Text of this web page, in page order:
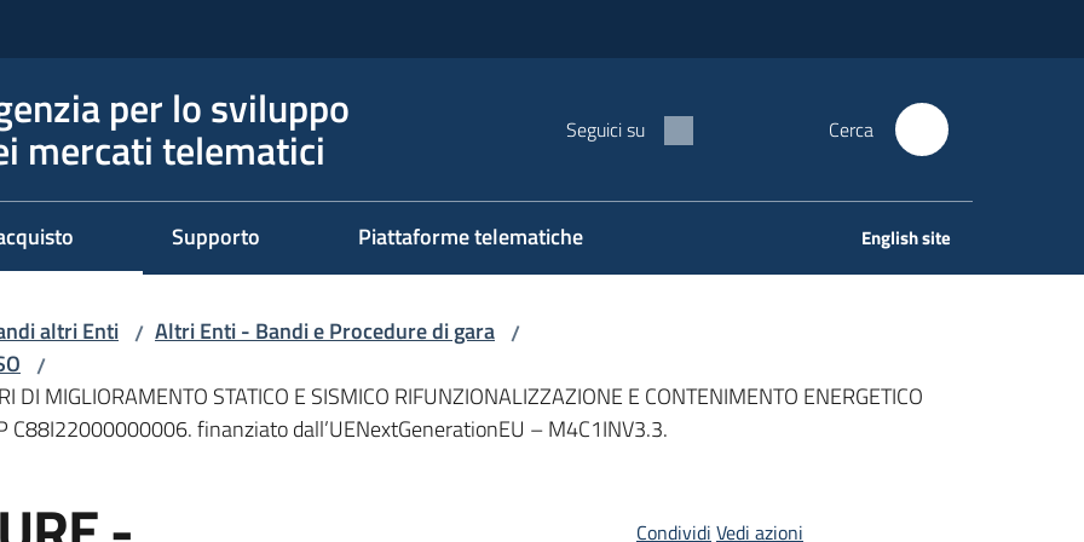
per lo sviluppo
mercati telematici Seguici su Cerca
Supporto Piattaforme telematiche English site
altri Enti / Altri Enti - Bandi e Procedure di gara /
/
MIGLIORAMENTO STATICO E SISMICO RIFUNZIONALIZZAZIONE E CONTENIMENTO ENERGETICO
C88I22000000006. finanziato dall’UENextGenerationEU – M4C1INV3.3.
Condividi Vedi azioni